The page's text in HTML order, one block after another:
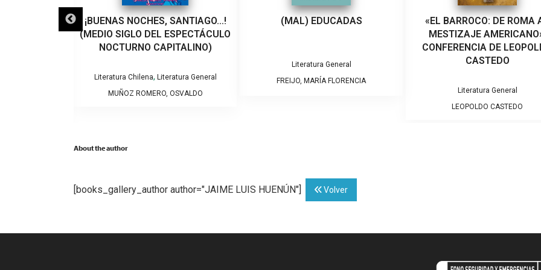
A UN
¡BUENAS NOCHES, SANTIAGO…!
(MEDIO SIGLO DEL ESPECTÁCULO
NOCTURNO CAPITALINO)
Literatura Chilena, Literatura General
MUÑOZ ROMERO, OSVALDO
(MAL) EDUCADAS
Literatura General
FREIJO, MARÍA FLORENCIA
«EL BARROCO: DE ROMA
MESTIZAJE
CONFERENCIA DE
CASTEDO
Literatura General
LEOPOLDO CASTEDO
About the author
[books_gallery_author author="JAIME LUIS HUENÚN"] Volver